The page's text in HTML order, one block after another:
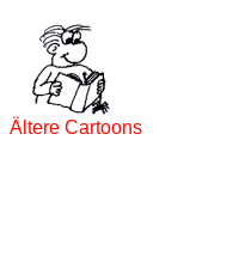
Ältere Cartoons